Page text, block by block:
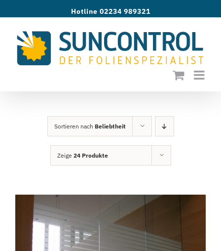
springen
Hotline 02234 989321
Sortieren nach Beliebtheit
Zeige 24 Produkte